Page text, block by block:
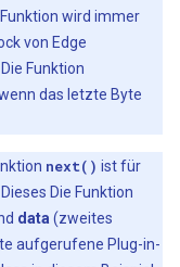
wird immer
von Edge
Funktion
das letzte Byte
next() ist für
Die Funktion
data (zweites
aufgerufene Plug-in-